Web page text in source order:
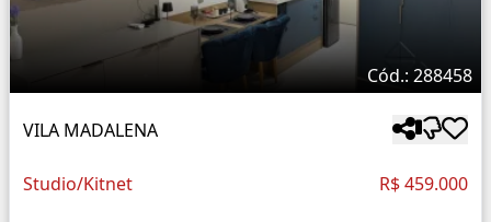
Cód.: 288458
VILA MADALENA
Studio/Kitnet R$ 459.000